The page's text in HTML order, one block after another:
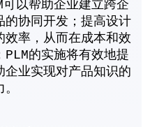
以帮助企业建立跨企
的协同开发；提高设计
效率，从而在成本和效
的实施将有效地提
企业实现对产品知识的